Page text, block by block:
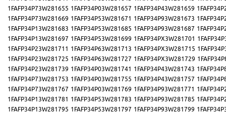
1FAFP34P73W281655 1FAFP34P03W281657 1FAFP34P43W281659
1FAFP34P73W281669 1FAFP34P53W281671 1FAFP34P93W281673
1FAFP34P13W281683 1FAFP34P53W281685 1FAFP34P93W281687
1FAFP34P13W281697 1FAFP34P53W281699 1FAFP34PX3W281701
1FAFP34P23W281711 1FAFP34P63W281713 1FAFP34PX3W281715
1FAFP34P23W281725 1FAFP34P63W281727 1FAFP34PX3W281729
1FAFP34P23W281739 1FAFP34P03W281741 1FAFP34P43W281743
1FAFP34P73W281753 1FAFP34P03W281755 1FAFP34P43W281757
1FAFP34P73W281767 1FAFP34P03W281769 1FAFP34P93W281771
1FAFP34P13W281781 1FAFP34P53W281783 1FAFP34P93W281785
1FAFP34P13W281795 1FAFP34P53W281797 1FAFP34P93W281799